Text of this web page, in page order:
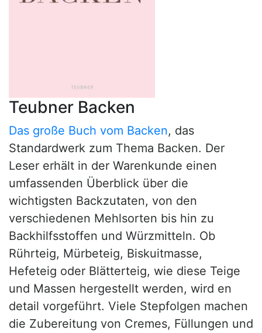
Teubner Backen
Das große Buch vom Backen, das
Standardwerk zum Thema Backen. Der
Leser erhält in der Warenkunde einen
umfassenden Überblick über die
wichtigsten Backzutaten, von den
verschiedenen Mehlsorten bis hin zu
Backhilfsstoffen und Würzmitteln. Ob
Rührteig, Mürbeteig, Biskuitmasse,
Hefeteig oder Blätterteig, wie diese Teige
und Massen hergestellt werden, wird en
detail vorgeführt. Viele Stepfolgen machen
die Zubereitung von Cremes, Füllungen und